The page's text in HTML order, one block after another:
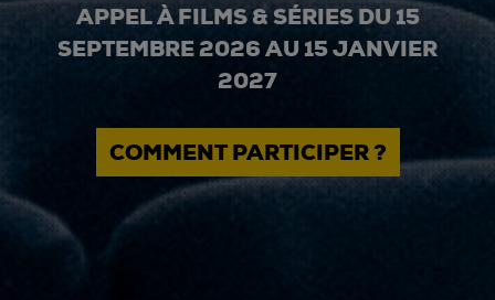
APPEL À FILMS & SÉRIES DU 15
SEPTEMBRE 2026 AU 15 JANVIER
2027
COMMENT PARTICIPER ?